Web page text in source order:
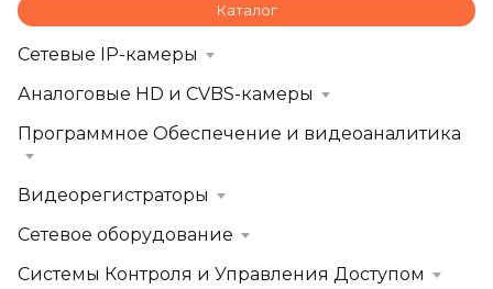
Каталог
Сетевые IP-камеры
Аналоговые HD и CVBS-камеры
Программное Обеспечение и видеоаналитика
Видеорегистраторы
Сетевое оборудование
Системы Контроля и Управления Доступом